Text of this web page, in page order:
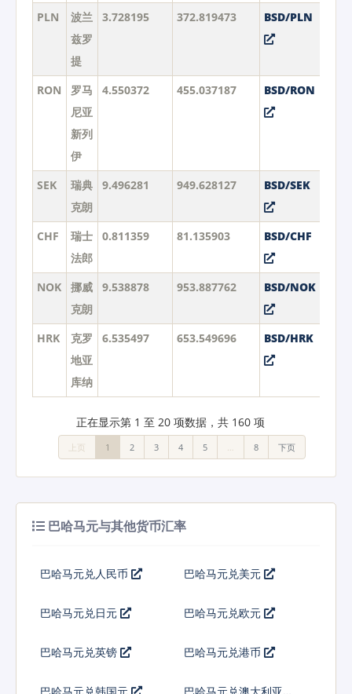
PLN
波兰
兹罗
提
3.728195 372.819473 BSD/PLN
RON
罗马
尼亚
新列
伊
4.550372 455.037187 BSD/RON
SEK
瑞典
克朗
9.496281 949.628127 BSD/SEK
CHF
瑞士
法郎
0.811359 81.135903 BSD/CHF
NOK
挪威
克朗
9.538878 953.887762 BSD/NOK
HRK
克罗
地亚
库纳
6.535497 653.549696 BSD/HRK
正在显示第 1 至 20 项数据，共 160 项
上页 1 2 3 4 5 8 下页
巴哈马元与其他货币汇率
巴哈马元兑人民币 巴哈马元兑美元
巴哈马元兑日元 巴哈马元兑欧元
巴哈马元兑英镑 巴哈马元兑港币
巴哈马元兑韩国元 巴哈马元兑澳大利亚元